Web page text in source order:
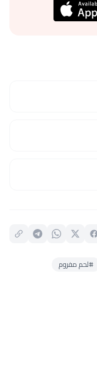
#لحم مفروم